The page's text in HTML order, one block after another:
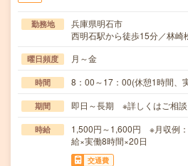
勤務地
兵庫県明石市
西明石駅から徒歩15分／林崎
曜日頻度 月～金
時間 8：00～17：00(休憩1時間、
期間 即日～長期 ※詳しくはご相
時給
1,500円～1,600円 ※月収例
給×実働8時間×20日
交通費